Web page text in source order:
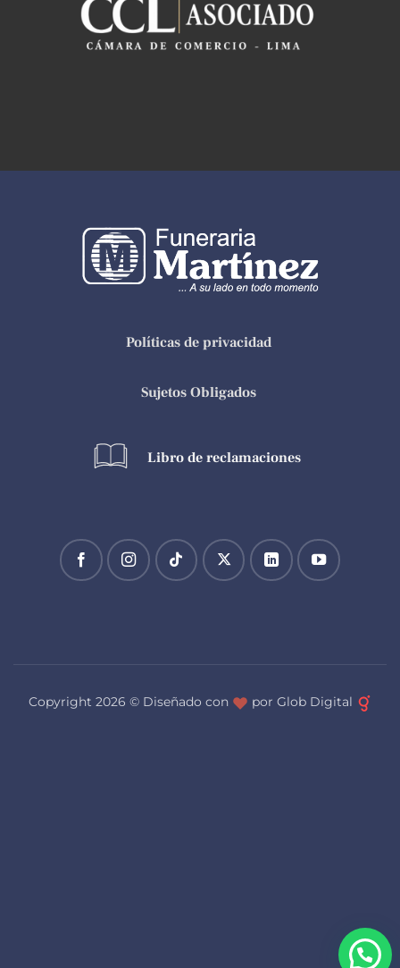
Políticas de privacidad
Sujetos Obligados
Libro de reclamaciones
Copyright 2026 © Diseñado con por Glob Digital